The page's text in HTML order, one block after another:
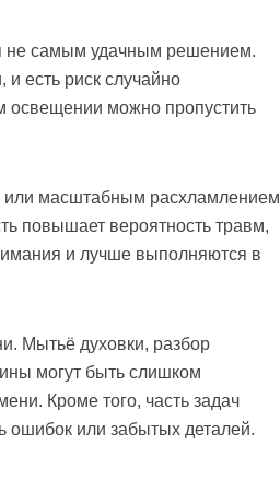
не самым удачным решением.
есть риск случайно
освещении можно пропустить
или масштабным расхламлением
повышает вероятность травм,
и лучше выполняются в
Мытьё духовки, разбор
могут быть слишком
Кроме того, часть задач
ошибок или забытых деталей.